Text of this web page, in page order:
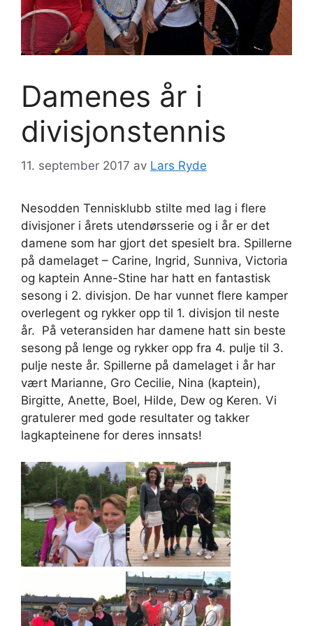
Damenes år i
divisjonstennis
11. september 2017 av Lars Ryde
Nesodden Tennisklubb stilte med lag i flere
divisjoner i årets utendørsserie og i år er det
damene som har gjort det spesielt bra. Spillerne
på damelaget – Carine, Ingrid, Sunniva, Victoria
og kaptein Anne-Stine har hatt en fantastisk
sesong i 2. divisjon. De har vunnet flere kamper
overlegent og rykker opp til 1. divisjon til neste
år. På veteransiden har damene hatt sin beste
sesong på lenge og rykker opp fra 4. pulje til 3.
pulje neste år. Spillerne på damelaget i år har
vært Marianne, Gro Cecilie, Nina (kaptein),
Birgitte, Anette, Boel, Hilde, Dew og Keren. Vi
gratulerer med gode resultater og takker
lagkapteinene for deres innsats!